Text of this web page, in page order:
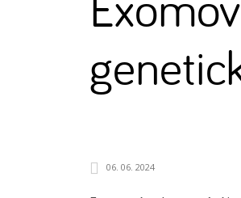
06. 06. 2024